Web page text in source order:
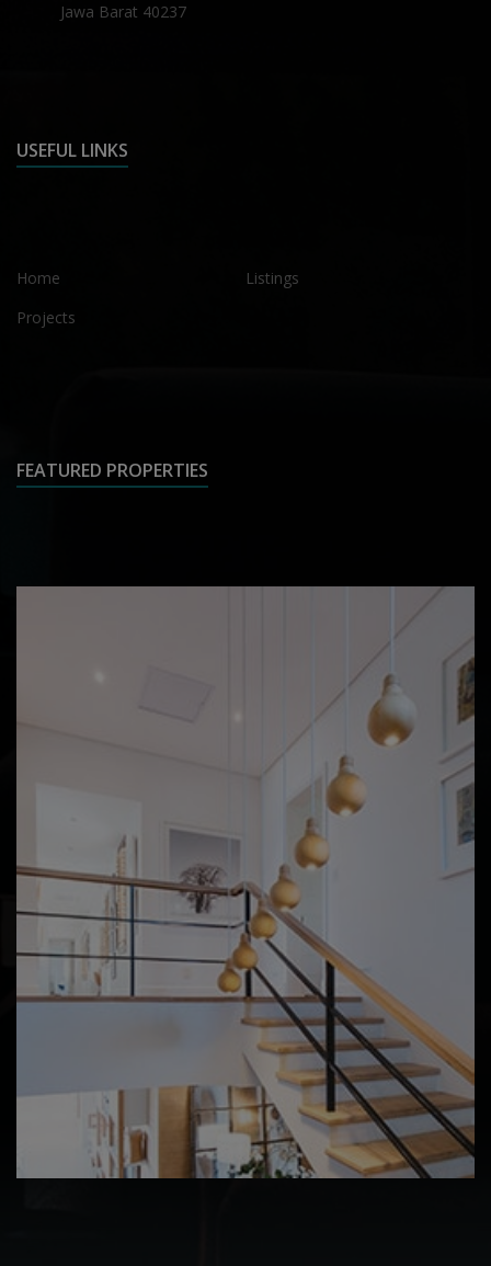
Jawa Barat 40237
USEFUL LINKS
Home
Listings
Projects
FEATURED PROPERTIES